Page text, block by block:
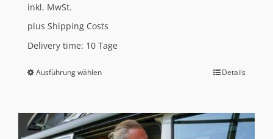
inkl. MwSt.
plus Shipping Costs
Delivery time: 10 Tage
Ausführung wählenDieses
mehrere
Details